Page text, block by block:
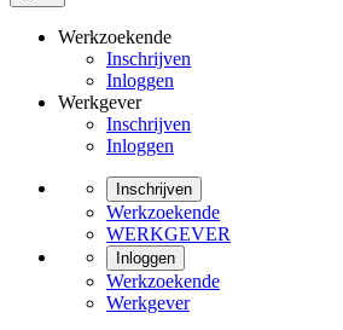
Werkzoekende
Inschrijven
Inloggen
Werkgever
Inschrijven
Inloggen
Inschrijven
Werkzoekende
WERKGEVER
Inloggen
Werkzoekende
Werkgever